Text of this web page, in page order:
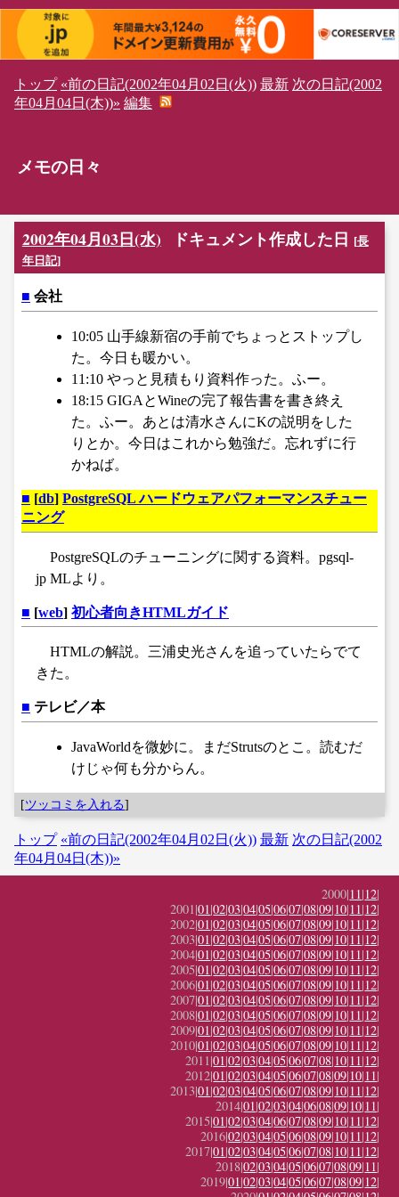
トップ «前の日記(2002年04月02日(火)) 最新 次の日記(2002
年04月04日(木))» 編集
メモの日々
2002年04月03日(水) ドキュメント作成した日 [長
年日記]
■ 会社
10:05 山手線新宿の手前でちょっとストップし
た。今日も暖かい。
11:10 やっと見積もり資料作った。ふー。
18:15 GIGAとWineの完了報告書を書き終え
た。ふー。あとは清水さんにKの説明をした
りとか。今日はこれから勉強だ。忘れずに行
かねば。
■ [db] PostgreSQL ハードウェアパフォーマンスチュー
ニング
PostgreSQLのチューニングに関する資料。pgsql-
jp MLより。
■ [web] 初心者向きHTMLガイド
HTMLの解説。三浦史光さんを追っていたらでて
きた。
■ テレビ／本
JavaWorldを微妙に。まだStrutsのとこ。読むだ
けじゃ何も分からん。
[ツッコミを入れる]
トップ «前の日記(2002年04月02日(火)) 最新 次の日記(2002
年04月04日(木))»
2000|11|12|
2001|01|02|03|04|05|06|07|08|09|10|11|12|
2002|01|02|03|04|05|06|07|08|09|10|11|12|
2003|01|02|03|04|05|06|07|08|09|10|11|12|
2004|01|02|03|04|05|06|07|08|09|10|11|12|
2005|01|02|03|04|05|06|07|08|09|10|11|12|
2006|01|02|03|04|05|06|07|08|09|10|11|12|
2007|01|02|03|04|05|06|07|08|09|10|11|12|
2008|01|02|03|04|05|06|07|08|09|10|11|12|
2009|01|02|03|04|05|06|07|08|09|10|11|12|
2010|01|02|03|04|05|06|07|08|09|10|11|12|
2011|01|02|03|04|05|06|07|08|10|11|12|
2012|01|02|03|04|05|06|07|08|09|10|11|
2013|01|02|03|04|05|06|07|08|09|10|11|12|
2014|01|02|03|04|06|08|09|10|11|
2015|01|02|03|04|06|07|08|09|10|11|12|
2016|02|03|04|05|06|08|09|10|11|12|
2017|01|02|03|04|05|06|07|08|10|11|12|
2018|02|03|04|05|06|07|08|09|11|
2019|01|02|03|04|05|06|07|08|09|12|